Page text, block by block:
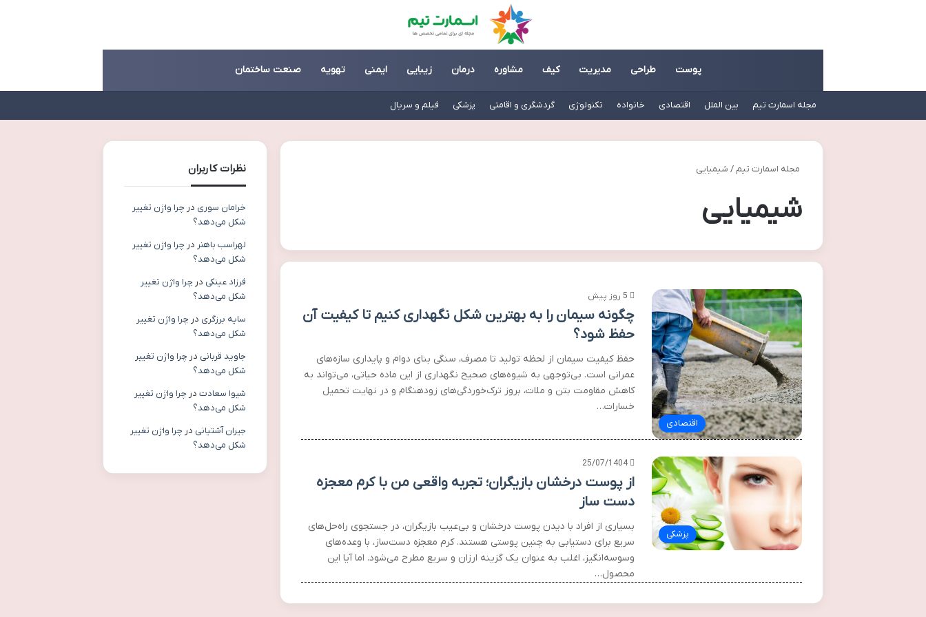
پوست طراحی مدیریت کیف مشاوره درمان زیبایی ایمنی تهویه صنعت ساختمان
مجله اسمارت تیم بین الملل اقتصادی خانواده تکنولوژی گردشگری و اقامتی پزشکی فیلم و سریال
مجله اسمارت تیم / شیمیایی
شیمیایی
اقتصادی
5 روز پیش
چگونه سیمان را به بهترین شکل نگهداری کنیم تا کیفیت آن
حفظ شود؟
حفظ کیفیت سیمان از لحظه تولید تا مصرف، سنگی بنای دوام و پایداری سازه‌های
عمرانی است. بی‌توجهی به شیوه‌های صحیح نگهداری از این ماده حیاتی، می‌تواند به
کاهش مقاومت بتن و ملات، بروز ترک‌خوردگی‌های زودهنگام و در نهایت تحمیل
خسارات…
پزشکی
25/07/1404
از پوست درخشان بازیگران؛ تجربه واقعی من با کرم معجزه
دست ساز
بسیاری از افراد با دیدن پوست درخشان و بی‌عیب بازیگران، در جستجوی راه‌حل‌های
سریع برای دستیابی به چنین پوستی هستند. کرم معجزه دست‌ساز، با وعده‌های
وسوسه‌انگیز، اغلب به عنوان یک گزینه ارزان و سریع مطرح می‌شود. اما آیا این
محصول…
نظرات کاربران
خرامان سوری در چرا واژن تغییر
شکل می‌دهد؟
لهراسب باهنر در چرا واژن تغییر
شکل می‌دهد؟
فرزاد عینکی در چرا واژن تغییر
شکل می‌دهد؟
سایه برزگری در چرا واژن تغییر
شکل می‌دهد؟
جاوید قربانی در چرا واژن تغییر
شکل می‌دهد؟
شیوا سعادتدر چرا واژن تغییر
شکل می‌دهد؟
جیران آشتیانی در چرا واژن تغییر
شکل می‌دهد؟